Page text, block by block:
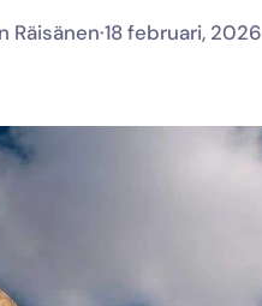
Räisänen·18 februari, 2026